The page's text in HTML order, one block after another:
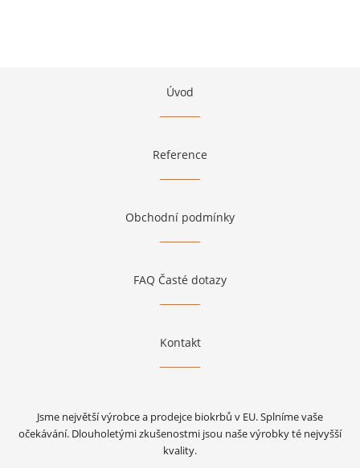
Úvod
Reference
Obchodní podmínky
FAQ Časté dotazy
Kontakt
Jsme největší výrobce a prodejce biokrbů v EU. Splníme vaše
očekávání. Dlouholetými zkušenostmi jsou naše výrobky té nejvyšší
kvality.